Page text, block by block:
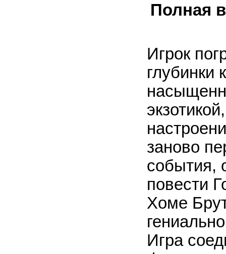
Полная
Игрок
глубинки
заново
события,
повести
Хоме
Игра